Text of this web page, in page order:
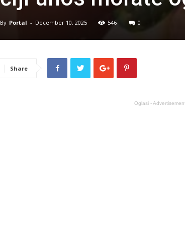
By Portal - December 10, 2025 546 0
Share
Oglasi -